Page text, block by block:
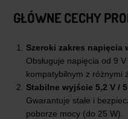
GŁÓWNE CECHY
Szeroki zakres napięcia
Obsługuje napięcia od 9
kompatybilnym z różnymi
Stabilne wyjście 5,2 V / 5
Gwarantuje stałe i
poborze mocy (do 25 W).